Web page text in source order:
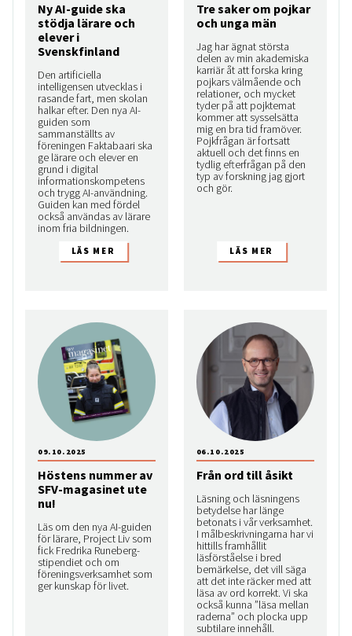
Ny AI-guide ska
stödja lärare och
elever i
Svenskfinland
Den artificiella
intelligensen utvecklas i
rasande fart, men skolan
halkar efter. Den nya AI-
guiden som
sammanställts av
föreningen Faktabaari ska
ge lärare och elever en
grund i digital
informationskompetens
och trygg AI-användning.
Guiden kan med fördel
också användas av lärare
inom fria bildningen.
Tre saker om pojkar
och unga män
Jag har ägnat största
delen av min akademiska
karriär åt att forska kring
pojkars välmående och
relationer, och mycket
tyder på att pojktemat
kommer att sysselsätta
mig en bra tid framöver.
Pojkfrågan är fortsatt
aktuell och det finns en
tydlig efterfrågan på den
typ av forskning jag gjort
och gör.
Höstens nummer av
SFV-magasinet ute
nu!
Läs om den nya AI-guiden
för lärare, Project Liv som
fick Fredrika Runeberg-
stipendiet och om
föreningsverksamhet som
ger kunskap för livet.
09.10.2025
Från ord till åsikt
Läsning och läsningens
betydelse har länge
betonats i vår verksamhet.
I målbeskrivningarna har vi
hittills framhållit
läsförståelse i bred
bemärkelse, det vill säga
att det inte räcker med att
läsa av ord korrekt. Vi ska
också kunna ”läsa mellan
raderna” och plocka upp
subtilare innehåll.
06.10.2025